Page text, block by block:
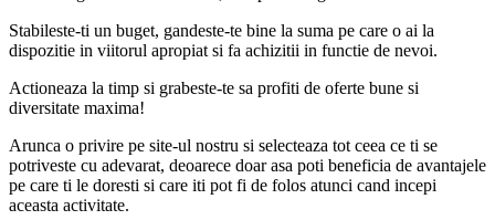
Stabileste-ti un buget, gandeste-te bine la suma pe care o ai la
dispozitie in viitorul apropiat si fa achizitii in functie de nevoi.
Actioneaza la timp si grabeste-te sa profiti de oferte bune si
diversitate maxima!
Arunca o privire pe site-ul nostru si selecteaza tot ceea ce ti se
potriveste cu adevarat, deoarece doar asa poti beneficia de avantajele
pe care ti le doresti si care iti pot fi de folos atunci cand incepi
aceasta activitate.